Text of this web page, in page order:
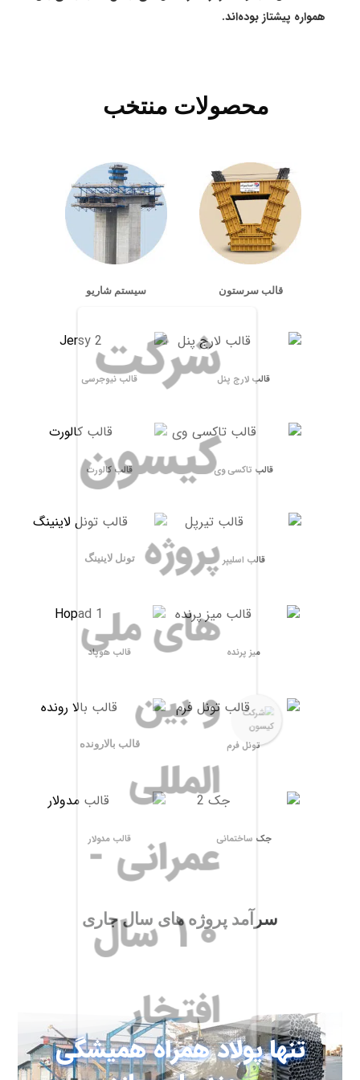
همواره پیشتاز بوده‌اند.
محصولات منتخب
قالب سرستون سیستم شاریو
قالب لارج پنل قالب نیوجرسی
قالب تاکسی وی قالب کالورت
قالب اسلیپر تونل لاینینگ
میز پرنده قالب هوپاد
تونل فرم قالب بالارونده
جک ساختمانی قالب مدولار
سرآمد پروژه های سال جاری
تنها پولاد همراه همیشگی
شرکت
کیسون
پروژه
های ملی
و بین
المللی
عمرانی -
۱۰ سال
افتخار